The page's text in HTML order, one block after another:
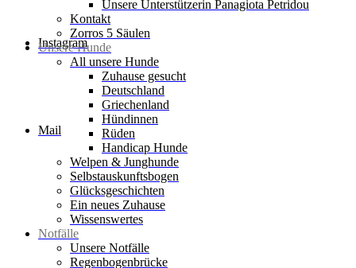
Instagram
Mail
Unsere Unterstützerin Panagiota Petridou
Kontakt
Zorros 5 Säulen
Unsere Hunde
All unsere Hunde
Zuhause gesucht
Deutschland
Griechenland
Hündinnen
Rüden
Handicap Hunde
Welpen & Junghunde
Selbstauskunftsbogen
Glücksgeschichten
Ein neues Zuhause
Wissenswertes
Notfälle
Unsere Notfälle
Regenbogenbrücke